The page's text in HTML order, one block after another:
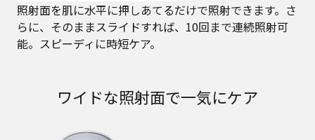
照射面を肌に水平に押しあてるだけで照射できます。さ
らに、そのままスライドすれば、10回まで連続照射可
能。スピーディに時短ケア。
ワイドな照射面で一気にケア